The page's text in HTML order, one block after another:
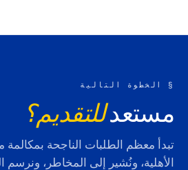
للتقديم؟
الناجحة بمكالمة مدتها عشر
إلى المخاطر، ونرسم الجدول الزمني